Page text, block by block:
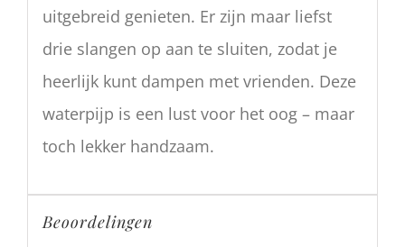
uitgebreid genieten. Er zijn maar liefst
drie slangen op aan te sluiten, zodat je
heerlijk kunt dampen met vrienden. Deze
waterpijp is een lust voor het oog – maar
toch lekker handzaam.
Beoordelingen